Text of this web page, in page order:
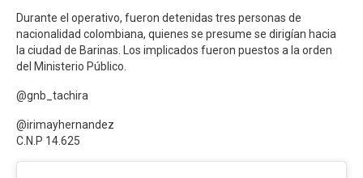
Durante el operativo, fueron detenidas tres personas de
nacionalidad colombiana, quienes se presume se dirigían hacia
la ciudad de Barinas. Los implicados fueron puestos a la orden
del Ministerio Público.
@gnb_tachira
@irimayhernandez
C.N.P 14.625